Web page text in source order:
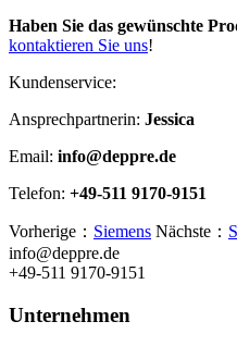
Haben Sie das gewünschte
kontaktieren Sie uns!
Kundenservice:
Ansprechpartnerin: Jessica
Email: info@deppre.de
Telefon: +49-511 9170-9151
Vorherige： Siemens Nächste：
info@deppre.de
+49-511 9170-9151
Unternehmen